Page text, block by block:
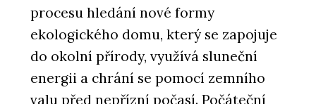
procesu hledání nové formy
ekologického domu, který se zapojuje
do okolní přírody, využívá sluneční
energii a chrání se pomocí zemního
valu před nepřízní počasí. Počáteční